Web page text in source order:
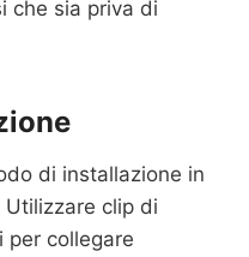
che sia priva di
di installazione in
clip di
per collegare